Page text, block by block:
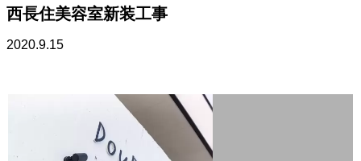
西長住美容室新装工事
2020.9.15